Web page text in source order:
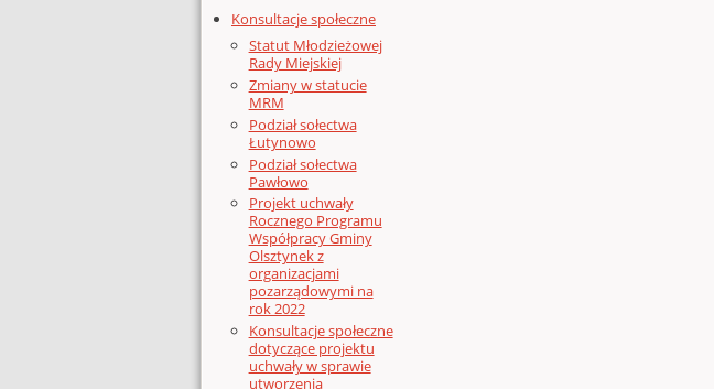
Konsultacje społeczne
Statut Młodzieżowej
Rady Miejskiej
Zmiany w statucie
MRM
Podział sołectwa
Łutynowo
Podział sołectwa
Pawłowo
Projekt uchwały
Rocznego Programu
Współpracy Gminy
Olsztynek z
organizacjami
pozarządowymi na
rok 2022
Konsultacje społeczne
dotyczące projektu
uchwały w sprawie
utworzenia